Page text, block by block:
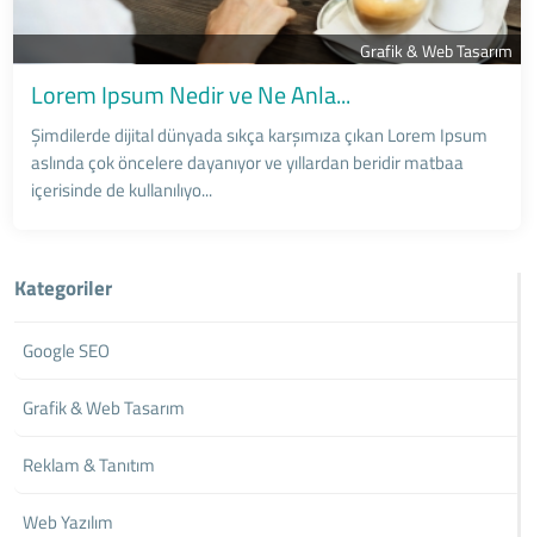
Grafik & Web Tasarım
Lorem Ipsum Nedir ve Ne Anla...
Şimdilerde dijital dünyada sıkça karşımıza çıkan Lorem Ipsum
aslında çok öncelere dayanıyor ve yıllardan beridir matbaa
içerisinde de kullanılıyo...
Kategoriler
Google SEO
Grafik & Web Tasarım
Reklam & Tanıtım
Web Yazılım